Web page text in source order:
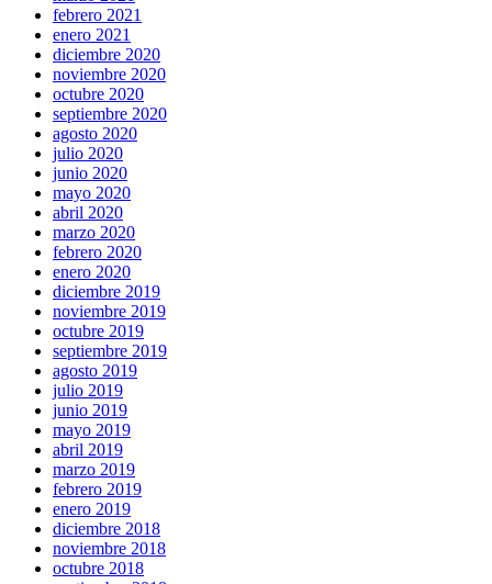
febrero 2021
enero 2021
diciembre 2020
noviembre 2020
octubre 2020
septiembre 2020
agosto 2020
julio 2020
junio 2020
mayo 2020
abril 2020
marzo 2020
febrero 2020
enero 2020
diciembre 2019
noviembre 2019
octubre 2019
septiembre 2019
agosto 2019
julio 2019
junio 2019
mayo 2019
abril 2019
marzo 2019
febrero 2019
enero 2019
diciembre 2018
noviembre 2018
octubre 2018